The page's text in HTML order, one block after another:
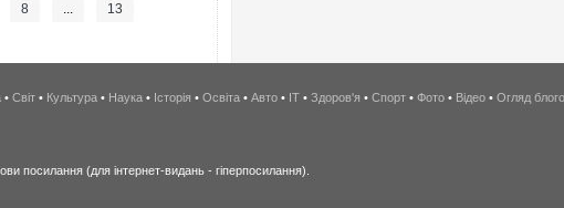
8 ... 13
• Світ • Культура • Наука • Історія • Освіта • Авто • IT • Здоров'я • Спорт • Фото • Відео • Огляд
посилання (для інтернет-видань - гіперпосилання).